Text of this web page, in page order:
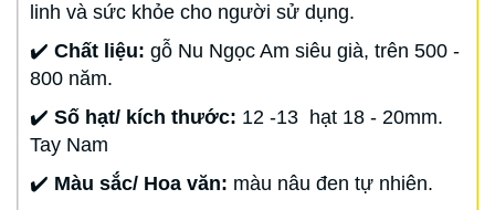
linh và sức khỏe cho người sử dụng.
✔️ Chất liệu: gỗ Nu Ngọc Am siêu già, trên 500 -
800 năm.
✔️ Số hạt/ kích thước: 12 -13 hạt 18 - 20mm.
Tay Nam
✔️ Màu sắc/ Hoa văn: màu nâu đen tự nhiên.